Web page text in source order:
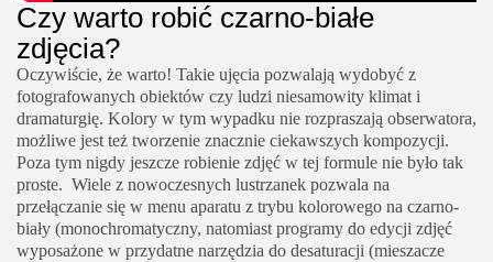
źródło: aows
Czy warto robić czarno-białe
zdjęcia?
Oczywiście, że warto! Takie ujęcia pozwalają wydobyć z
fotografowanych obiektów czy ludzi niesamowity klimat i
dramaturgię. Kolory w tym wypadku nie rozpraszają obserwatora,
możliwe jest też tworzenie znacznie ciekawszych kompozycji.
Poza tym nigdy jeszcze robienie zdjęć w tej formule nie było tak
proste. Wiele z nowoczesnych lustrzanek pozwala na
przełączanie się w menu aparatu z trybu kolorowego na czarno-
biały (monochromatyczny, natomiast programy do edycji zdjęć
wyposażone w przydatne narzędzia do desaturacji (mieszacze